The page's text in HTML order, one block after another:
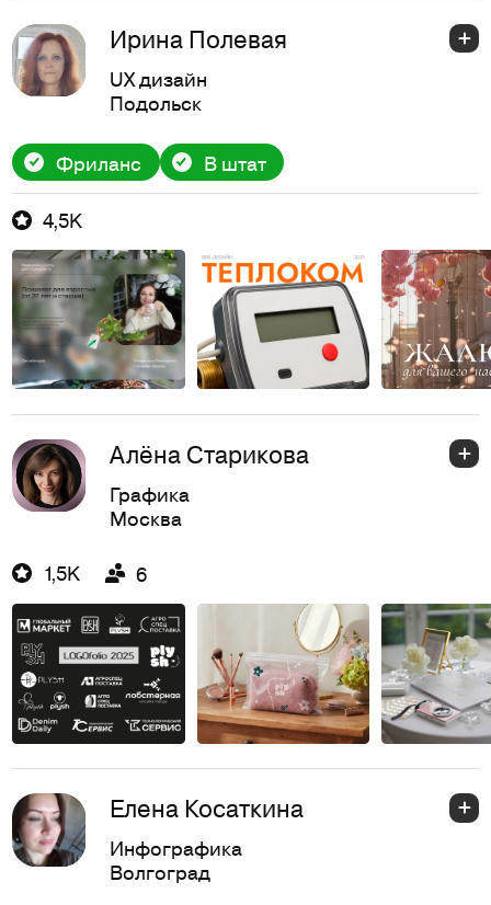
Ирина Полевая
UX дизайн
Подольск
Фриланс В штат
4,5K
Алёна Старикова
Графика
Москва
1,5K 6
Елена Косаткина
Инфографика
Волгоград